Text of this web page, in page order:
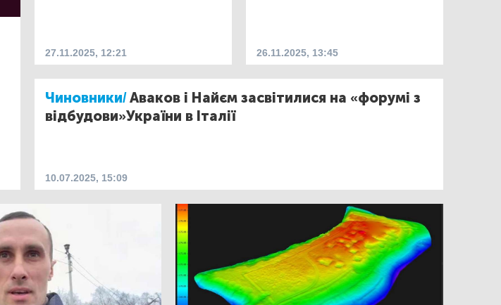
27.11.2025, 12:21 26.11.2025, 13:45
Чиновники/Аваков і Найєм засвітилися на «форумі з
відбудови»України в Італії
10.07.2025, 15:09